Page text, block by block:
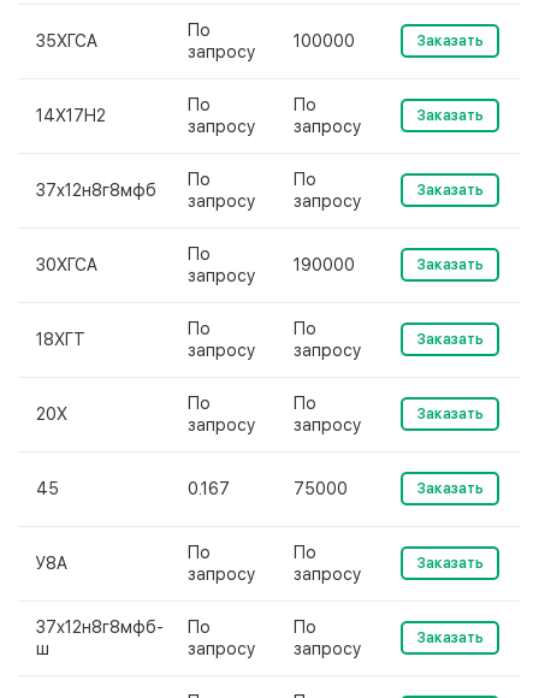
35ХГСА
По
запросу
100000 Заказать
14Х17Н2
По
запросу
По
запросу
Заказать
37х12н8г8мфб
По
запросу
По
запросу
Заказать
30ХГСА
По
запросу
190000 Заказать
18ХГТ
По
запросу
По
запросу
Заказать
20Х
По
запросу
По
запросу
Заказать
45 0.167 75000 Заказать
У8А
По
запросу
По
запросу
Заказать
37х12н8г8мфб-
ш
По
запросу
По
запросу
Заказать